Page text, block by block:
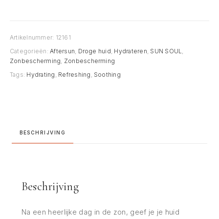
Artikelnummer: 12161
Categorieën:Aftersun Droge huid Hydrateren SUN SOUL
Zonbescherming Zonbescherming
Tags: Hydrating Refreshing Soothing
BESCHRIJVING
Beschrijving
Na een heerlijke dag in de zon, geef je je huid